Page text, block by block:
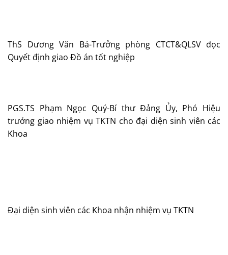
ThS Dương Văn Bá-Trưởng phòng CTCT&QLSV đọc
Quyết định giao Đồ án tốt nghiệp
PGS.TS Phạm Ngọc Quý-Bí thư Đảng Ủy, Phó Hiệu
trưởng giao nhiệm vụ TKTN cho đại diện sinh viên các
Khoa
Đại diện sinh viên các Khoa nhận nhiệm vụ TKTN